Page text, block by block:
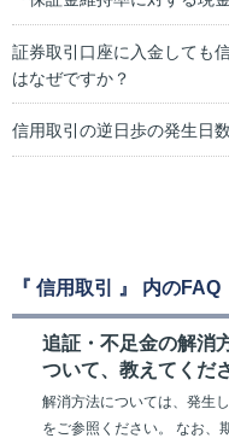
証券取引口座に入金しても
はなぜですか？
信用取引の逆日歩の発生日
『 信用取引 』 内のFAQ
追証・不足金の解消
ついて、教えてくだ
解消方法については、発生
をご参照ください。 なお、